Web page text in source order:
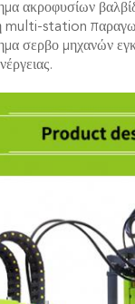
ακροφυσίων
multi-station
σερβο μηχανών